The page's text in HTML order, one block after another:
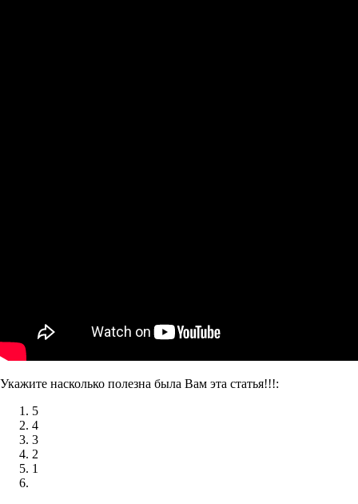
Укажите насколько полезна была Вам эта статья!!!:
5
4
3
2
1